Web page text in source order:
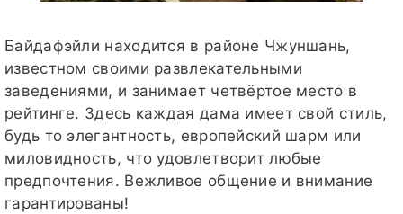
Байдафэйли находится в районе Чжуншань,
известном своими развлекательными
заведениями, и занимает четвёртое место в
рейтинге. Здесь каждая дама имеет свой стиль,
будь то элегантность, европейский шарм или
миловидность, что удовлетворит любые
предпочтения. Вежливое общение и внимание
гарантированы!